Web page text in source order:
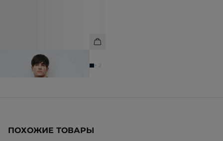
РУБАШКА ИЗ 100% ЛЬНА
14 990 ₽ + 2
ПОХОЖИЕ ТОВАРЫ